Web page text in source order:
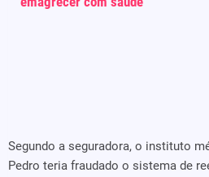
Segundo a seguradora, o instituto
Pedro teria fraudado o sistema de